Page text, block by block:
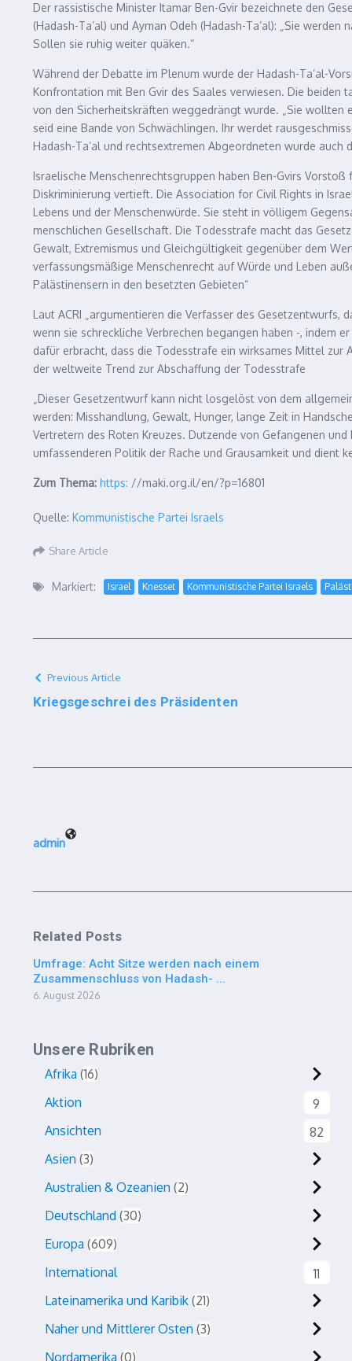
Der rassistische Minister Itamar Ben-Gvir bezeichnete den
(Hadash-Ta’al) und Ayman Odeh (Hadash-Ta’al): „Sie
Sollen sie ruhig weiter quäken.“
Während der Debatte im Plenum wurde der Hadash-Ta’al-
Konfrontation mit Ben Gvir des Saales verwiesen. Die beiden
von den Sicherheitskräften weggedrängt wurde. „Sie wollten
seid eine Bande von Schwächlingen. Ihr werdet
Hadash-Ta’al und rechtsextremen Abgeordneten wurde
Israelische Menschenrechtsgruppen haben Ben-Gvirs
Diskriminierung vertieft. Die Association for Civil Rights in
Lebens und der Menschenwürde. Sie steht in völligem
menschlichen Gesellschaft. Die Todesstrafe macht das
Gewalt, Extremismus und Gleichgültigkeit gegenüber dem
verfassungsmäßige Menschenrecht auf Würde und Leben
Palästinensern in den besetzten Gebieten“
Laut ACRI „argumentieren die Verfasser des
wenn sie schreckliche Verbrechen begangen haben -, indem
dafür erbracht, dass die Todesstrafe ein wirksames Mittel
der weltweite Trend zur Abschaffung der Todesstrafe
„Dieser Gesetzentwurf kann nicht losgelöst von dem
werden: Misshandlung, Gewalt, Hunger, lange Zeit in
Vertretern des Roten Kreuzes. Dutzende von Gefangenen
umfassenderen Politik der Rache und Grausamkeit und dient
Zum Thema: https: //maki.org.il/en/?p=16801
Quelle: Kommunistische Partei Israels
Share Article
Markiert: Israel Knesset Kommunistische Partei Israels
Previous Article
Kriegsgeschrei des Präsidenten
admin
Related Posts
Umfrage: Acht Sitze werden nach einem
Zusammenschluss von Hadash- ...
6. August 2026
Unsere Rubriken
Afrika 16
Aktion
9
Ansichten
82
Asien 3
Australien & Ozeanien 2
Deutschland 30
Europa 609
International
11
Lateinamerika und Karibik 21
Naher und Mittlerer Osten 3
Nordamerika 0